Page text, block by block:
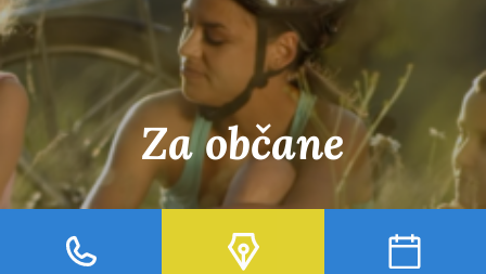
Za občane